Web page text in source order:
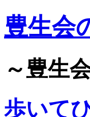
豊生会
～豊生
歩いて